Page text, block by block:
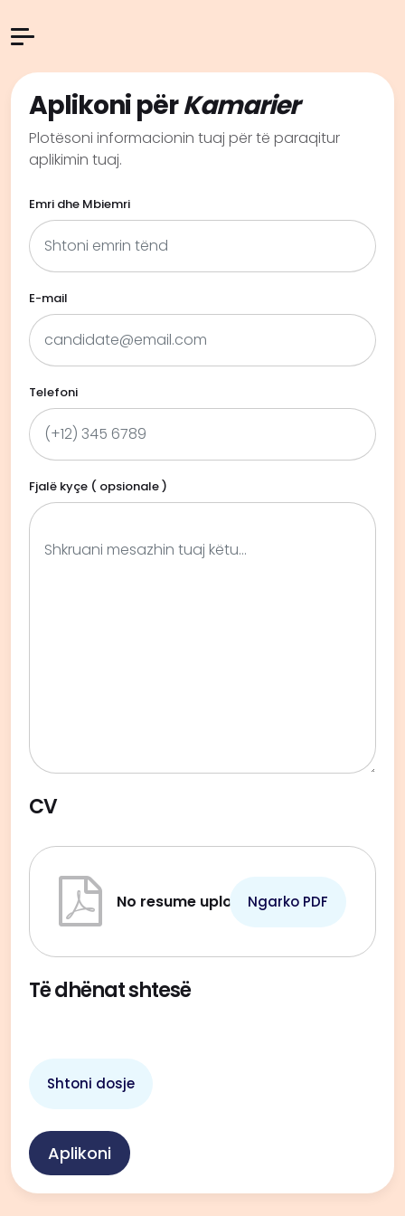
Aplikoni përKamarier
Plotësoni informacionin tuaj për të paraqitur
aplikimin tuaj.
Emri dhe Mbiemri
E-mail
Telefoni
Fjalë kyçe ( opsionale )
CV
No resume uploaded.Ngarko PDF
Të dhënat shtesë
Shtoni dosje
Aplikoni